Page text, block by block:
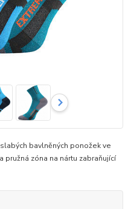
bavlněných ponožek ve
zóna na nártu zabraňující